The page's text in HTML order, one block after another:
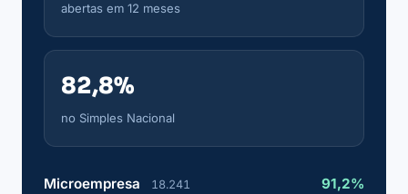
abertas em 12 meses
82,8%
no Simples Nacional
Microempresa 18.241 91,2%